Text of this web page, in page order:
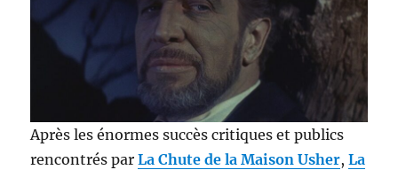
Après les énormes succès critiques et publics
rencontrés parLa Chute de la Maison Usher,La